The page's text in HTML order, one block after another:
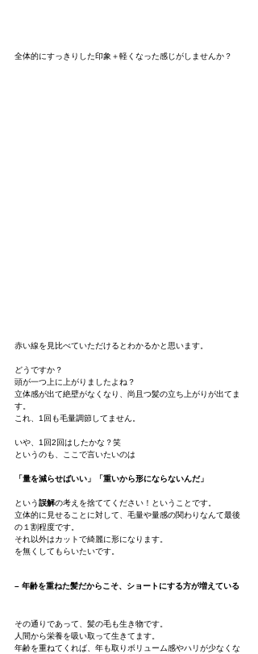
全体的にすっきりした印象＋軽くなった感じがしませんか？
赤い線を見比べていただけるとわかるかと思います。
どうですか？
頭が一つ上に上がりましたよね？
立体感が出て絶壁がなくなり、尚且つ髪の立ち上がりが出てま
す。
これ、1回も毛量調節してません。
いや、1回2回はしたかな？笑
というのも、ここで言いたいのは
「量を減らせばいい」「重いから形にならないんだ」
という誤解の考えを捨ててください！ということです。
立体的に見せることに対して、毛量や量感の関わりなんて最後
の１割程度です。
それ以外はカットで綺麗に形になります。
を無くしてもらいたいです。
– 年齢を重ねた髪だからこそ、ショートにする方が増えている
その通りであって、髪の毛も生き物です。
人間から栄養を吸い取って生きてます。
年齢を重ねてくれば、年も取りボリューム感やハリが少なくな